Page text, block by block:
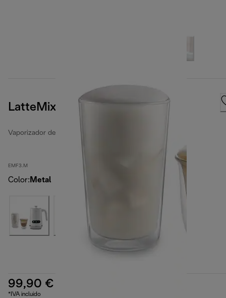
LatteMix
Vaporizador de leche
EMF3.M
Color: Metal
99,90 €
*IVA incluido